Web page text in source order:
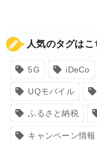
人気のタグはこ
5G iDeCo
UQモバイル
ふるさと納税
キャンペーン情報